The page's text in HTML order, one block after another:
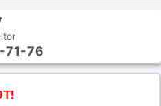
71-76